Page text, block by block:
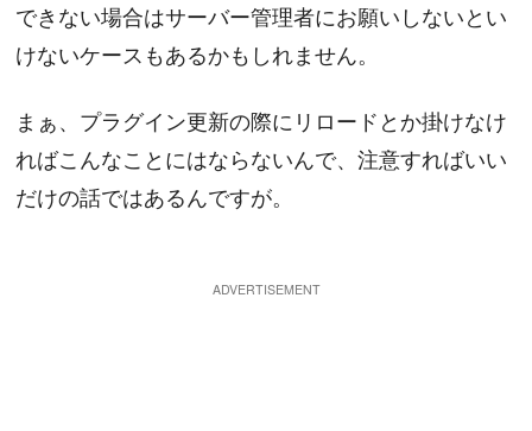
できない場合はサーバー管理者にお願いしないとい
けないケースもあるかもしれません。
まぁ、プラグイン更新の際にリロードとか掛けなけ
ればこんなことにはならないんで、注意すればいい
だけの話ではあるんですが。